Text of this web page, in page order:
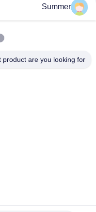
الرقمية 3200mm
كل شيء في واحد مطبعة رقمية
Summer
are you looking for?